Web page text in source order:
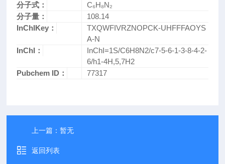
分子式：
C₆H₈N₂
分子量：
108.14
InChIKey：
TXQWFIVRZNOPCK-UHFFFAOYS
A-N
InChI：
InChI=1S/C6H8N2/c7-5-6-1-3-8-4-2-
6/h1-4H,5,7H2
Pubchem ID：
77317
上一篇：暂无
返回列表